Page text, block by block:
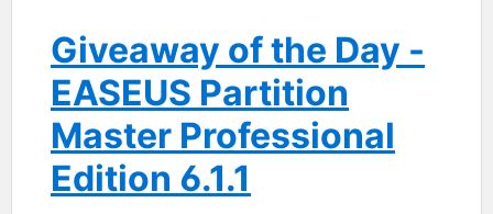
Giveaway of the Day -
EASEUS Partition
Master Professional
Edition 6.1.1